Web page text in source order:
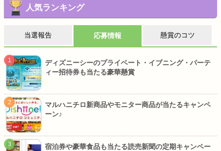
人気ランキング
当選報告 応募情報 懸賞のコツ
ディズニーシーのプライベート・イブニング・パーテ
ィー招待券も当たる豪華懸賞
マルハニチロ新商品やモニター商品が当たるキャンペ
ーン♪
宿泊券や豪華食品も当たる読売新聞の定期キャンペー